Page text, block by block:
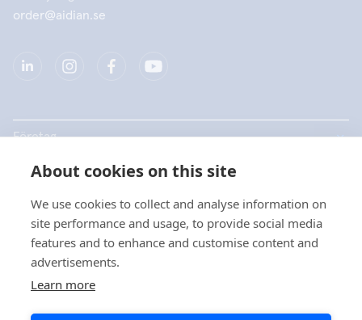
About cookies on this site
We use cookies to collect and analyse information on
site performance and usage, to provide social media
features and to enhance and customise content and
advertisements.
Learn more
order@aidian.se
Företag
Produkter
Snabblänkar
Dataskydd